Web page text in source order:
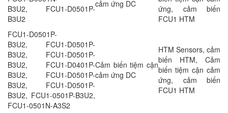
B3U2, FCU1-D0501P-
B3U2
cảm ứng DC
ứng, cảm biến
FCU1 HTM
FCU1-D0501P-
B3U2, FCU1-D0501P-
B3U2, FCU1-D0501P-
B3U2, FCU1-D0401P-
B3U2, FCU1-D0501P-
B3U2, FCU1-D0501P-
B3U2, FCU1-0501P-B3U2,
FCU1-0501N-A3S2
Cảm biến tiệm cận
cảm ứng DC
HTM Sensors, cảm
biến HTM, Cảm
biến tiệm cận cảm
ứng, cảm biến
FCU1 HTM